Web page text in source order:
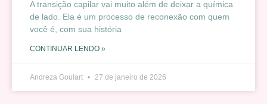
A transição capilar vai muito além de deixar a química
de lado. Ela é um processo de reconexão com quem
você é, com sua história
CONTINUAR LENDO »
Andreza Goulart 27 de janeiro de 2026